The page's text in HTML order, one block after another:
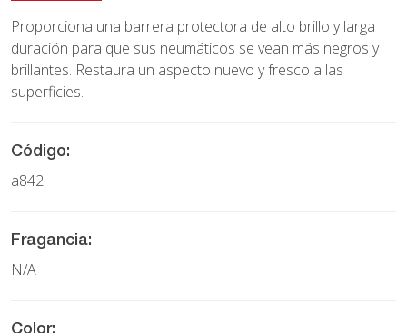
Proporciona una barrera protectora de alto brillo y larga
duración para que sus neumáticos se vean más negros y
brillantes. Restaura un aspecto nuevo y fresco a las
superficies.
Código:
a842
Fragancia:
N/A